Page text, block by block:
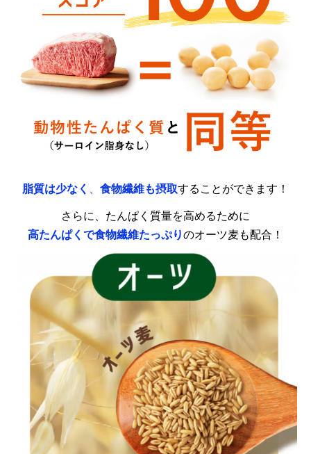
脂質は少なく 、 食物繊維も摂取することができます！
さらに、たんぱく質量を高めるために
高たんぱくで食物繊維たっぷりのオーツ麦も配合！